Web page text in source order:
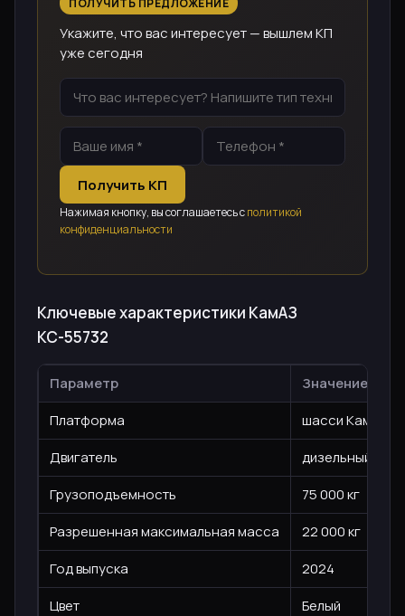
Укажите, что вас интересует — вышлем КП
уже сегодня
Получить КП
Нажимая кнопку, вы соглашаетесь сполитикой
конфиденциальности
Ключевые характеристики КамАЗ
КС-55732
Параметр
Значение
Платформа
шасси КамАЗ с
Двигатель
дизельный, 296
Грузоподъемность
75 000 кг
Разрешенная максимальная масса
22 000 кг
Год выпуска
2024
Цвет
Белый